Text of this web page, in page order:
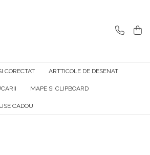
CORECTAT ARTTICOLE DE DESENAT
MAPE SI CLIPBOARD
CADOU